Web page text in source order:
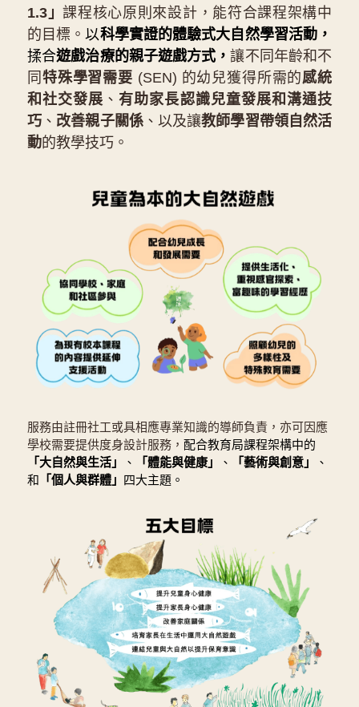
1.3」課程核心原則來設計，能符合課程架構中
的目標。以科學實證的體驗式大自然學習活動，
揉合遊戲治療的親子遊戲方式，讓不同年齡和不
同 特殊學習需要 (SEN) 的幼兒獲得所需的感統
和社交發展 、有助家長認識兒童發展和溝通技
巧 、 改善親子關係、以及讓教師學習帶領自然活
動的教學技巧。
服務由註冊社工或具相應專業知識的導師負責，亦可因應
學校需要提供度身設計服務， 配合教育局課程架構中的
「大自然與生活」
、 「體能與健康」 、 「藝術與創意」
、
和 「個人與群體」 四大主題。